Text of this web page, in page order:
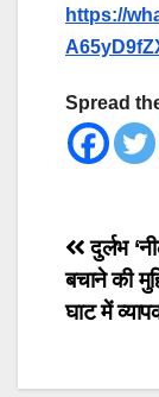
https://
Spread
Post
दुर्लभ
बचाने की
घाट में